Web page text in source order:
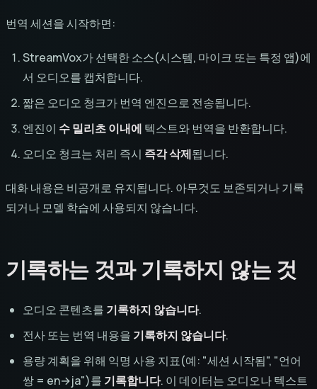
번역 세션을 시작하면:
StreamVox가 선택한 소스(시스템, 마이크 또는 특정 앱)에
서 오디오를 캡처합니다.
짧은 오디오 청크가 번역 엔진으로 전송됩니다.
엔진이 수 밀리초 이내에 텍스트와 번역을 반환합니다.
오디오 청크는 처리 즉시 즉각 삭제됩니다.
대화 내용은 비공개로 유지됩니다. 아무것도 보존되거나 기록
되거나 모델 학습에 사용되지 않습니다.
기록하는 것과 기록하지 않는 것
오디오 콘텐츠를 기록하지 않습니다.
전사 또는 번역 내용을 기록하지 않습니다.
용량 계획을 위해 익명 사용 지표(예: "세션 시작됨", "언어
쌍 = en→ja")를 기록합니다. 이 데이터는 오디오나 텍스트